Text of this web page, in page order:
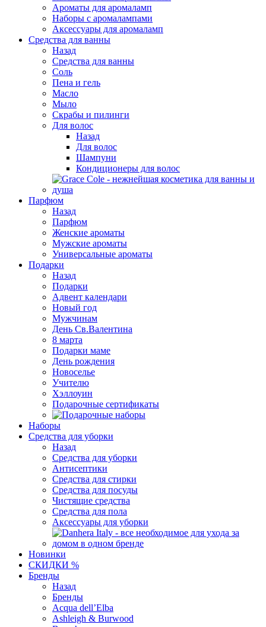
Ароматы для аромаламп
Наборы с аромалампами
Аксессуары для аромаламп
Средства для ванны
Назад
Средства для ванны
Соль
Пена и гель
Масло
Мыло
Скрабы и пилинги
Для волос
Назад
Для волос
Шампуни
Кондиционеры для волос
Парфюм
Назад
Парфюм
Женские ароматы
Мужские ароматы
Универсальные ароматы
Подарки
Назад
Подарки
Адвент календари
Новый год
Мужчинам
День Св.Валентина
8 марта
Подарки маме
День рождения
Новоселье
Учителю
Хэллоуин
Подарочные сертификаты
Наборы
Средства для уборки
Назад
Средства для уборки
Антисептики
Средства для стирки
Средства для посуды
Чистящие средства
Средства для пола
Аксессуары для уборки
Новинки
СКИДКИ %
Бренды
Назад
Бренды
Acqua dell’Elba
Ashleigh & Burwood